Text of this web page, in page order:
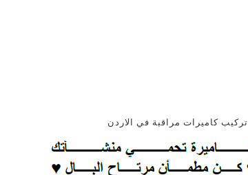
تركيب كاميرات مراقبة في الاردن